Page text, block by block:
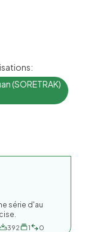
(SORETRAK)
série d'au
392 1 0